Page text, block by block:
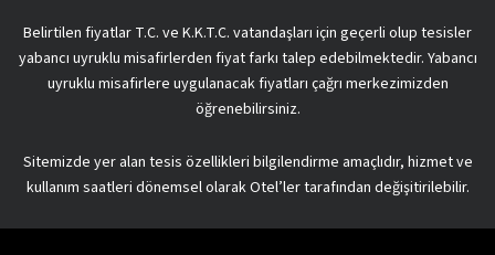
Belirtilen fiyatlar T.C. ve K.K.T.C. vatandaşları için geçerli olup tesisler
yabancı uyruklu misafirlerden fiyat farkı talep edebilmektedir. Yabancı
uyruklu misafirlere uygulanacak fiyatları çağrı merkezimizden
öğrenebilirsiniz.
Sitemizde yer alan tesis özellikleri bilgilendirme amaçlıdır, hizmet ve
kullanım saatleri dönemsel olarak Otel’ler tarafından değişitirilebilir.